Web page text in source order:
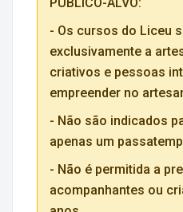
- Os cursos do Liceu
exclusivamente a
criativos e pessoas
empreender no
- Não são indicados
apenas um
- Não é permitida a
acompanhantes ou